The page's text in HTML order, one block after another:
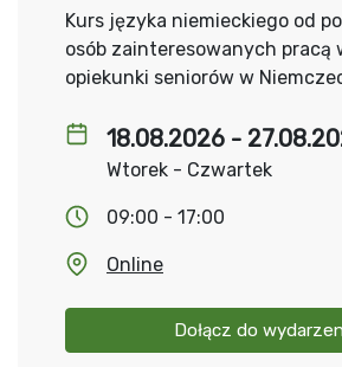
18.08.2026 -
Wtorek - Czwartek
09:00 - 17:00
Online
Dołącz do
Kurs języka niemieckiego od
osób zainteresowanych pracą
opiekunki seniorów w